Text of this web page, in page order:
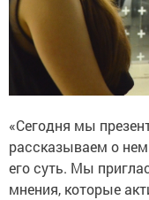
«Сегодня мы
рассказываем о
его суть. Мы
мнения, которые